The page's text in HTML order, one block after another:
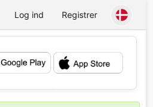
Log ind Registrer
💕